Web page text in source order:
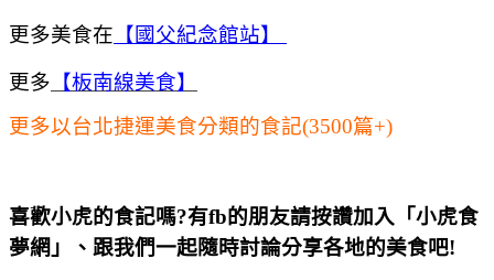
更多美食在 【國父紀念館站】
更多 【板南線美食】
更多以台北捷運美食分類的食記(3500篇+)
喜歡小虎的食記嗎?有fb的朋友請按讚加入「小虎食
夢網」、跟我們一起隨時討論分享各地的美食吧!